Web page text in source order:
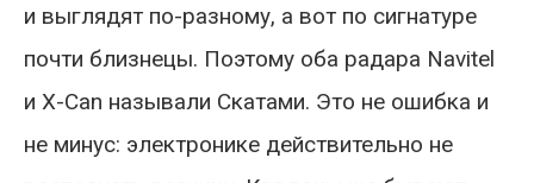
и выглядят по-разному, а вот по сигнатуре
почти близнецы. Поэтому оба радара Navitel
и X-Can называли Скатами. Это не ошибка и
не минус: электронике действительно не